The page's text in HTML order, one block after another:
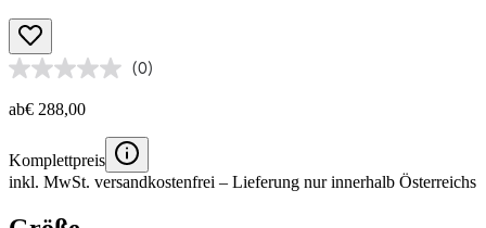
(0)
ab€ 288,00
Komplettpreis
inkl. MwSt. versandkostenfrei – Lieferung nur innerhalb Österreichs